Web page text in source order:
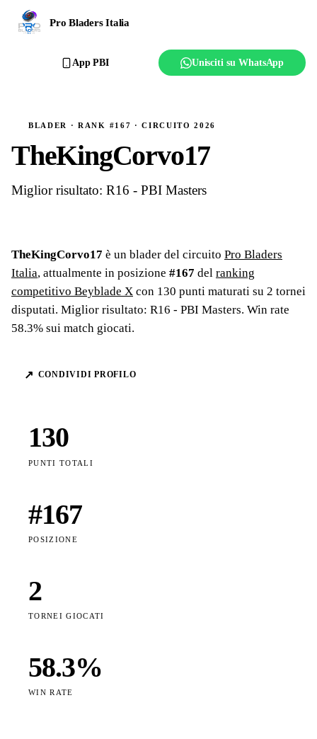
Pro Bladers Italia
Ranking
Regolamento
Affilia il club
App PBI Unisciti su WhatsApp
BLADER · RANK #167 · CIRCUITO 2026
TheKingCorvo17
Miglior risultato: R16 - PBI Masters
TheKingCorvo17 è un blader del circuito Pro Bladers
Italia, attualmente in posizione #167 del ranking
competitivo Beyblade X con 130 punti maturati su 2 tornei
disputati. Miglior risultato: R16 - PBI Masters. Win rate
58.3% sui match giocati.
↗ CONDIVIDI PROFILO
130
PUNTI TOTALI
#167
POSIZIONE
2
TORNEI GIOCATI
58.3%
WIN RATE